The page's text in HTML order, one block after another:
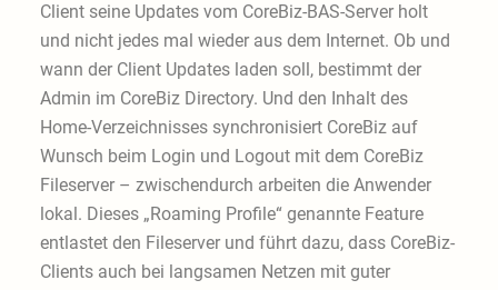
Client seine Updates vom CoreBiz-BAS-Server holt
und nicht jedes mal wieder aus dem Internet. Ob und
wann der Client Updates laden soll, bestimmt der
Admin im CoreBiz Directory. Und den Inhalt des
Home-Verzeichnisses synchronisiert CoreBiz auf
Wunsch beim Login und Logout mit dem CoreBiz
Fileserver – zwischendurch arbeiten die Anwender
lokal. Dieses „Roaming Profile“ genannte Feature
entlastet den Fileserver und führt dazu, dass CoreBiz-
Clients auch bei langsamen Netzen mit guter